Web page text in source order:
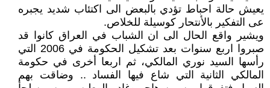
يعيش حالة احباط تؤدي بالبعض الى اكتئاب شديد يجبره
عى التفكير بالأنتحار كوسيلة للخلاص.
ويشير واقع الحال الى ان الشباب في العراق كانوا قد
صبروا اربع سنوات بعد تشكيل الحكومة في 2006 التي
رأسها السيد نوري المالكي، ثم اربعا أخرى في حكومة
المالكي الثانية التي شاع فيها الفساد .. وضاقت بهم